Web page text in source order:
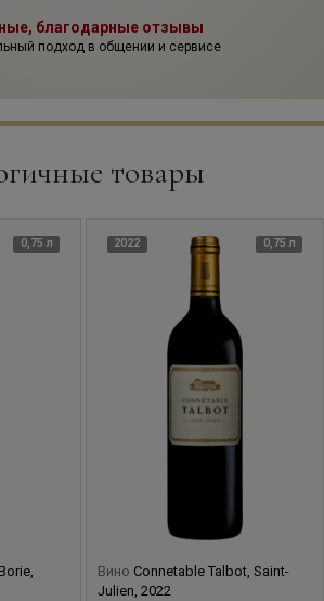
Фран, 3% Пти Вердо и 2% Мальбек.
— около 45 лет, плотность посадки
Урожай собирается
Командой виноделов управляет
благодарные отзывы
подход в общении и сервисе
товары
0,75 л 2022 0,75 л
Вино Connetable Talbot, Saint-
Julien, 2022